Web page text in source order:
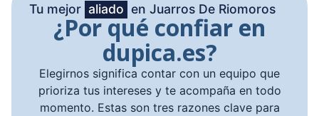
Tu mejor aliado en Juarros De Riomoros
¿Por qué confiar en
dupica.es?
Elegirnos significa contar con un equipo que
prioriza tus intereses y te acompaña en todo
momento. Estas son tres razones clave para